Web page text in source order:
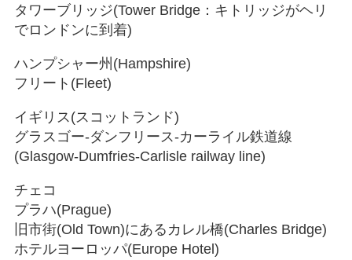
タワーブリッジ(Tower Bridge：キトリッジがヘリ
でロンドンに到着)
ハンプシャー州(Hampshire)
フリート(Fleet)
イギリス(スコットランド)
グラスゴー‐ダンフリース‐カーライル鉄道線
(Glasgow-Dumfries-Carlisle railway line)
チェコ
プラハ(Prague)
旧市街(Old Town)にあるカレル橋(Charles Bridge)
ホテルヨーロッパ(Europe Hotel)